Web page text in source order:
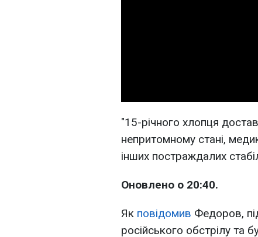
"15-річного хлопця
непритомному стані,
інших постраждалих
Оновлено о 20:40.
Як повідомив Федоров,
російського обстрілу та